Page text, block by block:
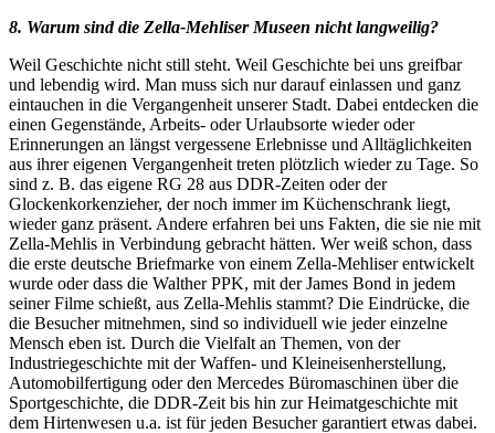
8. Warum sind die Zella-Mehliser Museen nicht langweilig?
Weil Geschichte nicht still steht. Weil Geschichte bei uns greifbar
und lebendig wird. Man muss sich nur darauf einlassen und ganz
eintauchen in die Vergangenheit unserer Stadt. Dabei entdecken die
einen Gegenstände, Arbeits- oder Urlaubsorte wieder oder
Erinnerungen an längst vergessene Erlebnisse und Alltäglichkeiten
aus ihrer eigenen Vergangenheit treten plötzlich wieder zu Tage. So
sind z. B. das eigene RG 28 aus DDR-Zeiten oder der
Glockenkorkenzieher, der noch immer im Küchenschrank liegt,
wieder ganz präsent. Andere erfahren bei uns Fakten, die sie nie mit
Zella-Mehlis in Verbindung gebracht hätten. Wer weiß schon, dass
die erste deutsche Briefmarke von einem Zella-Mehliser entwickelt
wurde oder dass die Walther PPK, mit der James Bond in jedem
seiner Filme schießt, aus Zella-Mehlis stammt? Die Eindrücke, die
die Besucher mitnehmen, sind so individuell wie jeder einzelne
Mensch eben ist. Durch die Vielfalt an Themen, von der
Industriegeschichte mit der Waffen- und Kleineisenherstellung,
Automobilfertigung oder den Mercedes Büromaschinen über die
Sportgeschichte, die DDR-Zeit bis hin zur Heimatgeschichte mit
dem Hirtenwesen u.a. ist für jeden Besucher garantiert etwas dabei.